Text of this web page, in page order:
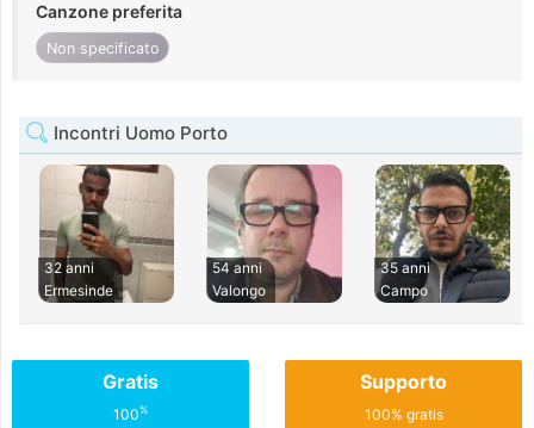
Canzone preferita
Non specificato
Incontri Uomo Porto
32 anni
Ermesinde
54 anni
Valongo
35 anni
Campo
Gratis
100%
Supporto
100% gratis